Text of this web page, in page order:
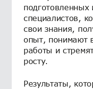
специалистов,
свои знания,
опыт, понимают
работы и
росту.
Результаты,